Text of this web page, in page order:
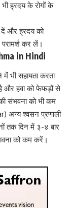
भीह्रदय के रोगों के
और ह्रदय को
कर लें।
in Hindi
भी सहायता करता
और हवा को फेफड़ों से
संभवना को भी कम
अन्य श्वसन प्रणाली
तक दिन में ३-४ बार
को कम करें ।